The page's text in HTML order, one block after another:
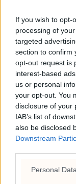
If you wish to opt-
processing of
targeted
section to confirm
opt-out request is
interest-based
us or personal
your opt-out. You
disclosure of your
IAB’s list of
also be disclosed
Downstream
Personal
fra
ANNONSE